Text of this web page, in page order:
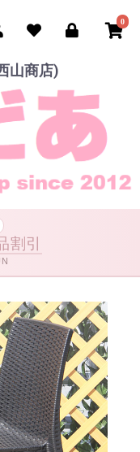
0
山商店)
割引